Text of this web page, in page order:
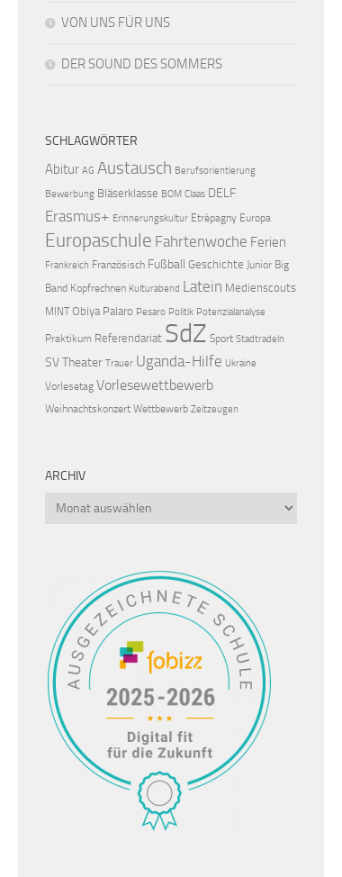
VON UNS FÜR UNS
DER SOUND DES SOMMERS
SCHLAGWÖRTER
Abitur AG Austausch Berufsorientierung
Bewerbung Bläserklasse BOM Claas DELF
Erasmus+ Erinnerungskultur Etrépagny Europa
Europaschule Fahrtenwoche Ferien
Frankreich Französisch Fußball Geschichte Junior Big
Band Kopfrechnen Kulturabend Latein Medienscouts
MINT Obiya Palaro Pesaro Politik Potenzialanalyse
Praktikum Referendariat SdZ Sport Stadtradeln
SVTheater Trauer Uganda-Hilfe Ukraine
Vorlesetag Vorlesewettbewerb
Weihnachtskonzert Wettbewerb Zeitzeugen
ARCHIV